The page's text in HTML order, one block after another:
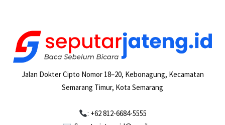
Jalan Dokter Cipto Nomor 18–20, Kebonagung, Kecamatan
Semarang Timur, Kota Semarang
: +62 812-6684-5555